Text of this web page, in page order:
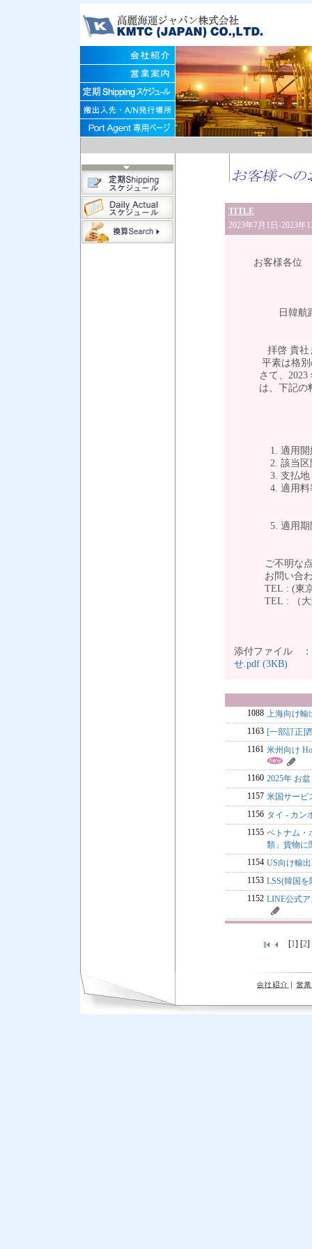
TITLE
2023年7月1日-2023
お客様各位
日韓航路
拝啓 貴社ます
平素は格別の
さて、2023 年
は、下記の料
1. 適用開始日
2. 該当区間
3. 支払地 ：
4. 適用料率 ：
5. 適用期間 ：
ご不明な点は
お問い合わせ
TEL : (東京）
TEL : （大阪
添付ファイル
せ.pdf (3KB)
1088 上海向け輸
1163 [一部訂正]
1161 米州向け
1160 2025年 お
1157 米国サービ
1156 タイ - カン
1155 ベトナム・
類」貨物に
1154 US向け輸
1153 LSS(韓国を
1152 LINE公式
[1] [2]